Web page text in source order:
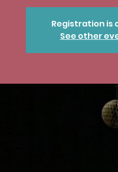
Registration is
See other